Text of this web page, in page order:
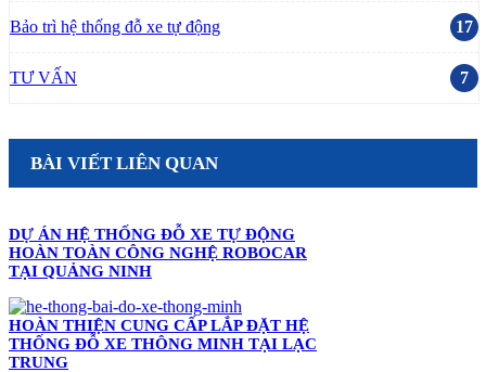
Bảo trì hệ thống đỗ xe tự động 17
TƯ VẤN 7
BÀI VIẾT LIÊN QUAN
DỰ ÁN HỆ THỐNG ĐỖ XE TỰ ĐỘNG
HOÀN TOÀN CÔNG NGHỆ ROBOCAR
TẠI QUẢNG NINH
HOÀN THIỆN CUNG CẤP LẮP ĐẶT HỆ
THỐNG ĐỖ XE THÔNG MINH TẠI LẠC
TRUNG